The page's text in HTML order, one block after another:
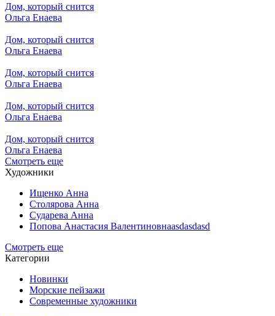
Дом, который снится
Ольга Енаева
Дом, который снится
Ольга Енаева
Дом, который снится
Ольга Енаева
Дом, который снится
Ольга Енаева
Дом, который снится
Ольга Енаева
Смотреть еще
Художники
Ищенко Анна
Столярова Анна
Сударева Анна
Попова Анастасия Валентиновнаasdasdasd
Смотреть еще
Категории
Новинки
Морские пейзажи
Современные художники